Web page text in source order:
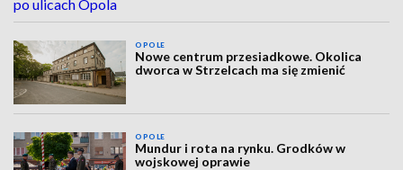
OPOLE
Nowe centrum przesiadkowe. Okolica
dworca w Strzelcach ma się zmienić
OPOLE
Mundur i rota na rynku. Grodków w
wojskowej oprawie